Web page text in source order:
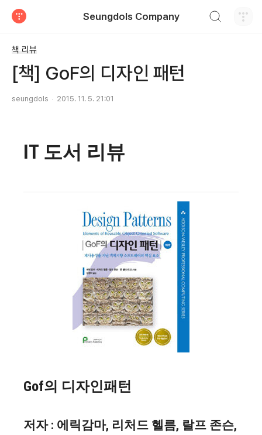
Seungdols Company
책 리뷰
[책] GoF의 디자인 패턴
seungdols 2015. 11. 5. 21:01
IT 도서 리뷰
Gof의 디자인패턴
저자 : 에릭감마, 리처드 헬름, 랄프 존슨,